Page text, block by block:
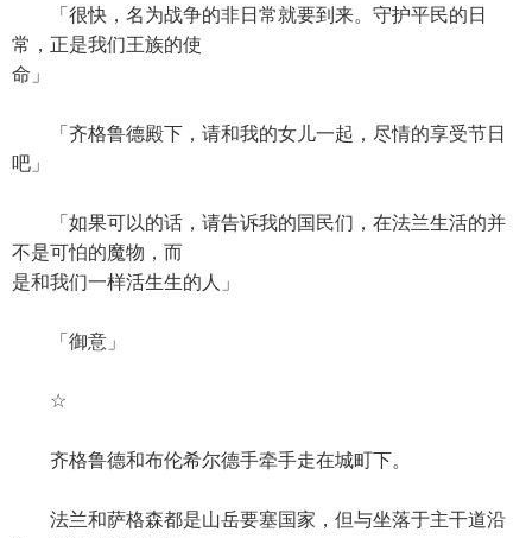
「很快，名为战争的非日常就要到来。守护平民的日
常，正是我们王族的使
命」
「齐格鲁德殿下，请和我的女儿一起，尽情的享受节日
吧」
「如果可以的话，请告诉我的国民们，在法兰生活的并
不是可怕的魔物，而
是和我们一样活生生的人」
「御意」
☆
齐格鲁德和布伦希尔德手牵手走在城町下。
法兰和萨格森都是山岳要塞国家，但与坐落于主干道沿